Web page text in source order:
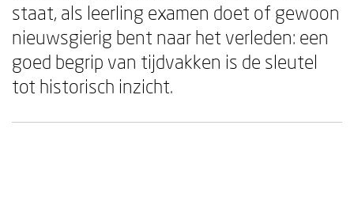
staat, als leerling examen doet of gewoon
nieuwsgierig bent naar het verleden: een
goed begrip van tijdvakken is de sleutel
tot historisch inzicht.